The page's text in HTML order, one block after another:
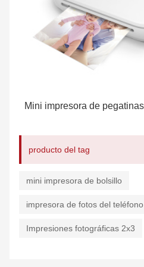
producto del tag
mini impresora de bolsillo
impresora de fotos del teléfono
Impresiones fotográficas 2x3